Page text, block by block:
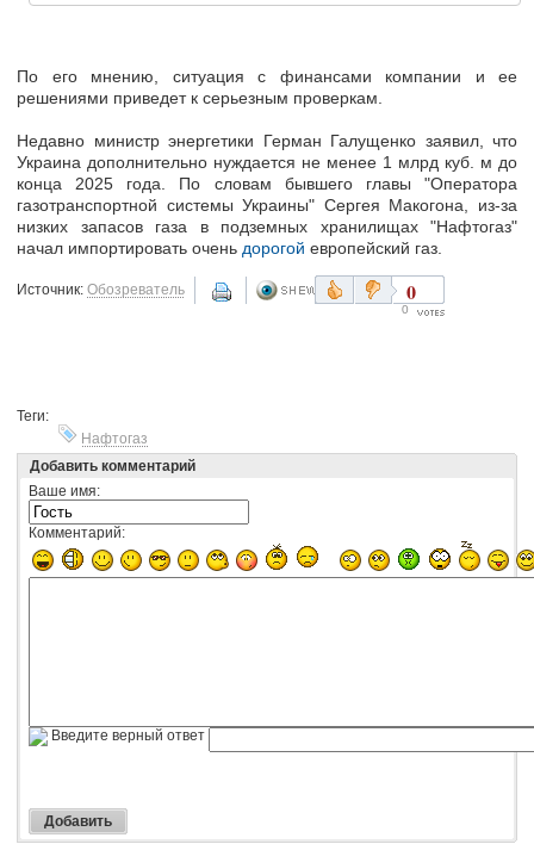
По его мнению, ситуация с финансами компании и ее
решениями приведет к серьезным проверкам.
Недавно министр энергетики Герман Галущенко заявил, что
Украина дополнительно нуждается не менее 1 млрд куб. м до
конца 2025 года. По словам бывшего главы "Оператора
газотранспортной системы Украины" Сергея Макогона, из-за
низких запасов газа в подземных хранилищах "Нафтогаз"
начал импортировать очень дорогой европейский газ.
Источник: Обозреватель 0
0
Теги:
Нафтогаз
Добавить комментарий
Ваше имя:
Комментарий:
Введите верный ответ